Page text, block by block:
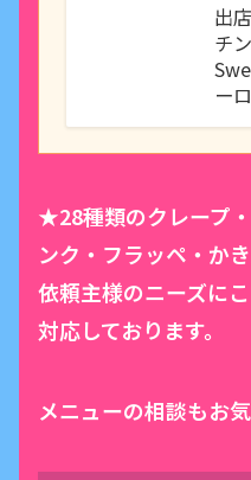
出
チ
ー
★28種類のクレープ
ンク・フラッペ・か
依頼主様のニーズに
対応しております。
メニューの相談もお